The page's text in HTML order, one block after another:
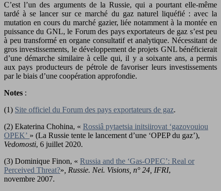
C’est l’un des arguments de la Russie, qui a pourtant elle-même
tardé à se lancer sur ce marché du gaz naturel liquéfié : avec la
mutation en cours du marché gazier, liée notamment à la montée en
puissance du GNL, le Forum des pays exportateurs de gaz s’est peu
à peu transformé en organe consultatif et analytique. Nécessitant de
gros investissements, le développement de projets GNL bénéficierait
d’une démarche similaire à celle qui, il y a soixante ans, a permis
aux pays producteurs de pétrole de favoriser leurs investissements
par le biais d’une coopération approfondie.
Notes :
(1) Site officiel du Forum des pays exportateurs de gaz.
(2) Ekaterina Chohina, « Rossiâ pytaetsia initsiirovat ‘gazovouiou
OPEK’ » (La Russie tente le lancement d’une ‘OPEP du gaz’),
Vedomosti, 6 juillet 2020.
(3) Dominique Finon, « Russia and the ‘Gas-OPEC’: Real or
Perceived Threat?» , Russie. Nei. Visions, n° 24, IFRI,
novembre 2007.